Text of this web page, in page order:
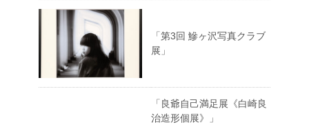
「第3回 鰺ヶ沢写真クラブ
展」
「良爺自己満足展《白崎良
治造形個展》」